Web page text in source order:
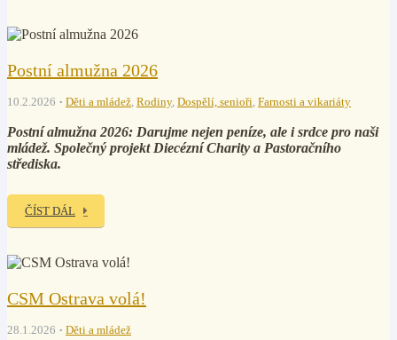
Postní almužna 2026
10.2.2026 Děti a mládež, Rodiny, Dospělí, senioři, Farnosti a vikariáty
Postní almužna 2026: Darujme nejen peníze, ale i srdce pro naši
mládež. Společný projekt Diecézní Charity a Pastoračního
střediska.
ČÍST DÁL
CSM Ostrava volá!
28.1.2026 Děti a mládež